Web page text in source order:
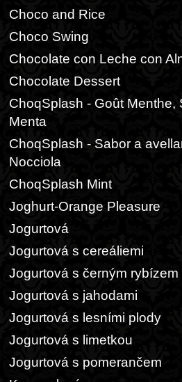
Choco and Rice
Choco Swing
Chocolate con Leche con
Chocolate Dessert
ChoqSplash - Goût Menthe,
Menta
ChoqSplash - Sabor a
Nocciola
ChoqSplash Mint
Joghurt-Orange Pleasure
Jogurtová
Jogurtová s cereáliemi
Jogurtová s černým rybízem
Jogurtová s jahodami
Jogurtová s lesními plody
Jogurtová s limetkou
Jogurtová s pomerančem